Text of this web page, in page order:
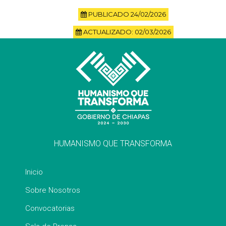
PUBLICADO 24/02/2026
ACTUALIZADO: 02/03/2026
HUMANISMO QUE TRANSFORMA
Inicio
Sobre Nosotros
Convocatorias